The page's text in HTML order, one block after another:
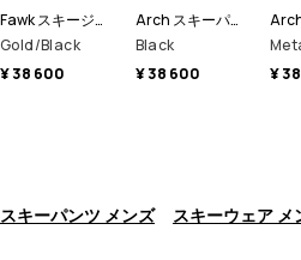
Fawk スキージャケット メンズ
Gold/Black
¥ 38 600
Arch スキーパンツ メンズ
Black
¥ 38 600
¥
スキーパンツ メンズ スキーウェア メ